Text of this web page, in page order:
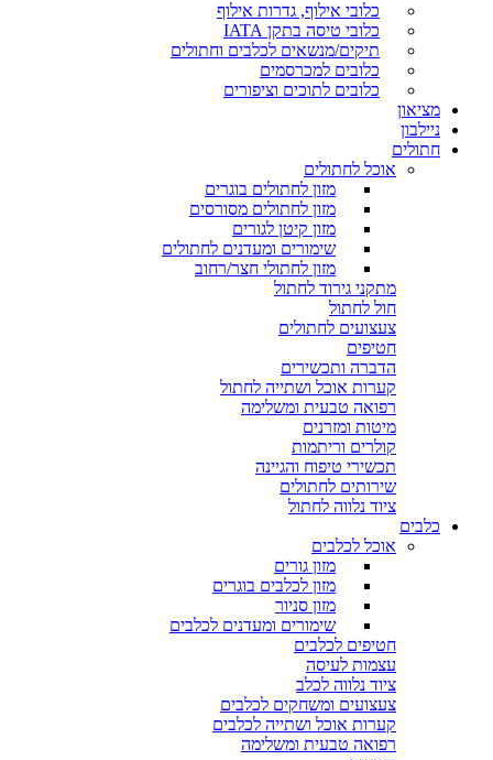
כלובי אילוף, גדרות אילוף
כלובי טיסה בתקן IATA
תיקים/מנשאים לכלבים וחתולים
כלובים למכרסמים
כלובים לתוכים וציפורים
מציאון
ניילבון
חתולים
אוכל לחתולים
מזון לחתולים בוגרים
מזון לחתולים מסורסים
מזון קיטן לגורים
שימורים ומעדנים לחתולים
מזון לחתולי חצר/רחוב
מתקני גירוד לחתול
חול לחתול
צעצועים לחתולים
חטיפים
הדברה ותכשירים
קערות אוכל ושתייה לחתול
רפואה טבעית ומשלימה
מיטות ומזרנים
קולרים וריתמות
תכשירי טיפוח והגיינה
שירותים לחתולים
ציוד נלווה לחתול
כלבים
אוכל לכלבים
מזון גורים
מזון לכלבים בוגרים
מזון סניור
שימורים ומעדנים לכלבים
חטיפים לכלבים
עצמות לעיסה
ציוד נלווה לכלב
צעצועים ומשחקים לכלבים
קערות אוכל ושתייה לכלבים
רפואה טבעית ומשלימה